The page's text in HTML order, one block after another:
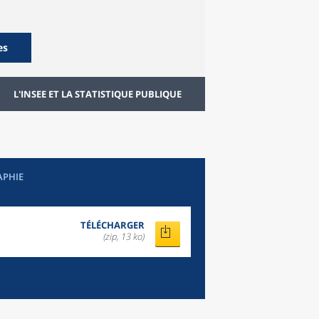
L'INSEE ET LA STATISTIQUE PUBLIQUE
TÉLÉCHARGER
(zip, 13 ko)